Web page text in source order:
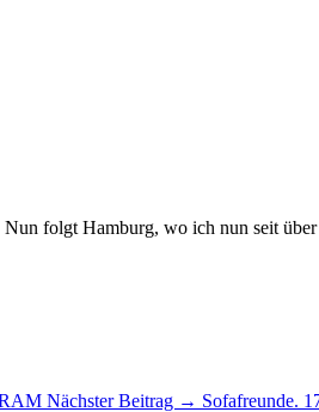
folgt Hamburg, wo ich nun seit
Nächster Beitrag → Sofafreunde.